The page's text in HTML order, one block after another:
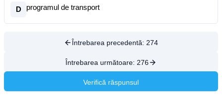
D programul de transport
Întrebarea precedentă: 274
Întrebarea următoare: 276
Verifică răspunsul